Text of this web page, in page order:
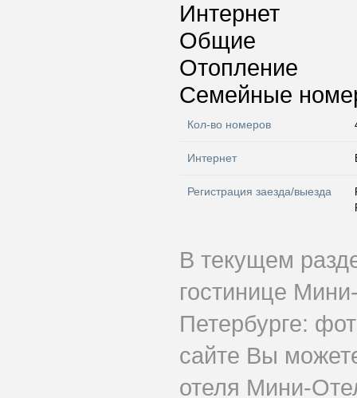
Интернет
Общие
Отопление
Семейные
Кол-во номеров
Интернет
Регистрация заезда/выезда
В текущем
гостинице
Петербурге:
сайте Вы
отеля Мини-